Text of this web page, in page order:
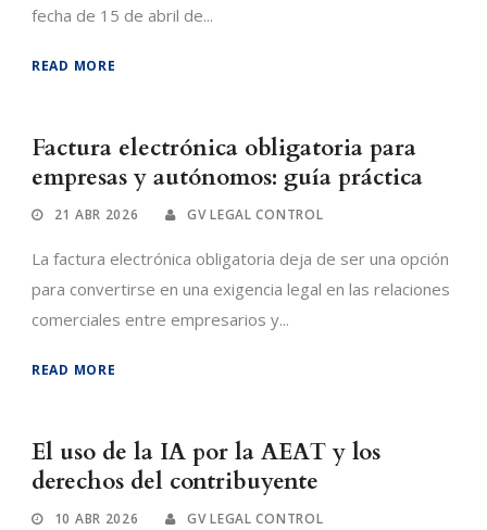
fecha de 15 de abril de...
READ MORE
Factura electrónica obligatoria para
empresas y autónomos: guía práctica
21 ABR 2026 GV LEGAL CONTROL
La factura electrónica obligatoria deja de ser una opción
para convertirse en una exigencia legal en las relaciones
comerciales entre empresarios y...
READ MORE
El uso de la IA por la AEAT y los
derechos del contribuyente
10 ABR 2026 GV LEGAL CONTROL